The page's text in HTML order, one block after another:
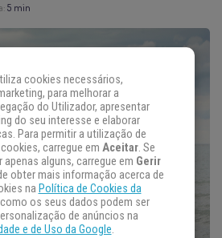
5 min
cookies necessários,
para melhorar a
do Utilizador, apresentar
do seu interesse e elaborar
Para permitir a utilização de
carregue em Aceitar. Se
alguns, carregue em Gerir
obter mais informação acerca de
na Política de Cookies da
os seus dados podem ser
de anúncios na
e de Uso da Google.